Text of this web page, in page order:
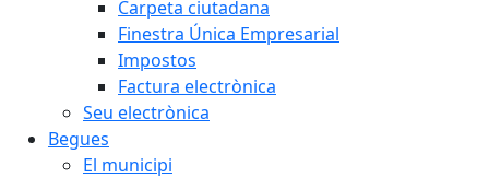
Carpeta ciutadana
Finestra Única Empresarial
Impostos
Factura electrònica
Seu electrònica
Begues
El municipi